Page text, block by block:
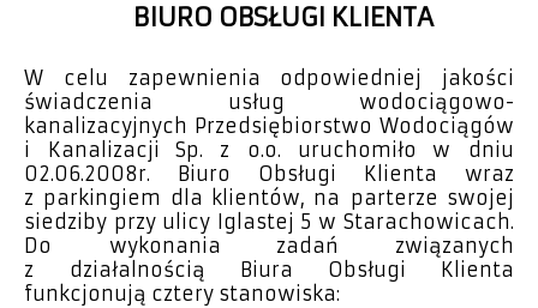
BIURO OBSŁUGI KLIENTA
W celu zapewnienia odpowiedniej jakości
świadczenia usług wodociągowo-
kanalizacyjnych Przedsiębiorstwo Wodociągów
i Kanalizacji Sp. z o.o. uruchomiło w dniu
02.06.2008r. Biuro Obsługi Klienta wraz
z parkingiem dla klientów, na parterze swojej
siedziby przy ulicy Iglastej 5 w Starachowicach.
Do wykonania zadań związanych
z działalnością Biura Obsługi Klienta
funkcjonują cztery stanowiska: